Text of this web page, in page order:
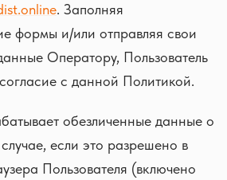
. Заполняя
формы и/или отправляя свои
Оператору, Пользователь
с данной Политикой.
обезличенные данные о
если это разрешено в
Пользователя (включено